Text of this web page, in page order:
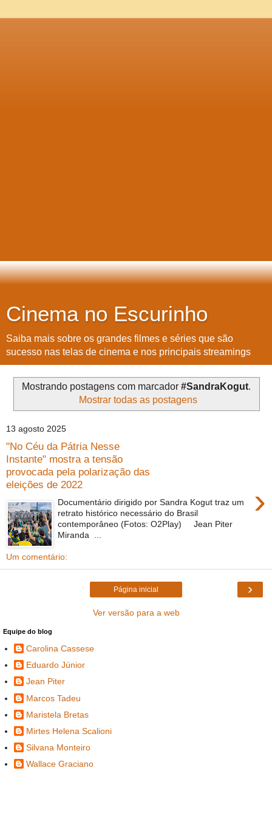
Cinema no Escurinho
Saiba mais sobre os grandes filmes e séries que são
sucesso nas telas de cinema e nos principais streamings
Mostrando postagens com marcador #SandraKogut.
Mostrar todas as postagens
13 agosto 2025
"No Céu da Pátria Nesse
Instante" mostra a tensão
provocada pela polarização das
eleições de 2022
›
Documentário dirigido por Sandra Kogut traz um
retrato histórico necessário do Brasil
contemporâneo (Fotos: O2Play) Jean Piter
Miranda ...
Um comentário:
›
Página inicial
Ver versão para a web
Equipe do blog
Carolina Cassese
Eduardo Júnior
Jean Piter
Marcos Tadeu
Maristela Bretas
Mirtes Helena Scalioni
Silvana Monteiro
Wallace Graciano